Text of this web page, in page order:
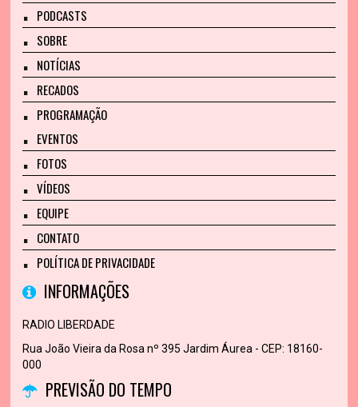
PODCASTS
SOBRE
NOTÍCIAS
RECADOS
PROGRAMAÇÃO
EVENTOS
FOTOS
VÍDEOS
EQUIPE
CONTATO
POLÍTICA DE PRIVACIDADE
INFORMAÇÕES
RADIO LIBERDADE
Rua João Vieira da Rosa nº 395 Jardim Áurea - CEP: 18160-
000
PREVISÃO DO TEMPO